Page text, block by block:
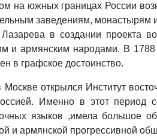
на южных границах России
заведениям, монастырям
в создании проекта
и армянским народами. В
в графское достоинство.
открылся Институт
Именно в этот период
языков ,имела большое
и армянской прогрессивной